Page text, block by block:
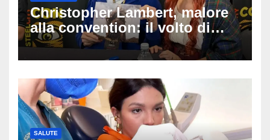
Christopher Lambert, malore
alla convention: il volto di
Highlander trasportato via in
ambulanza davanti ai fan
SALUTE